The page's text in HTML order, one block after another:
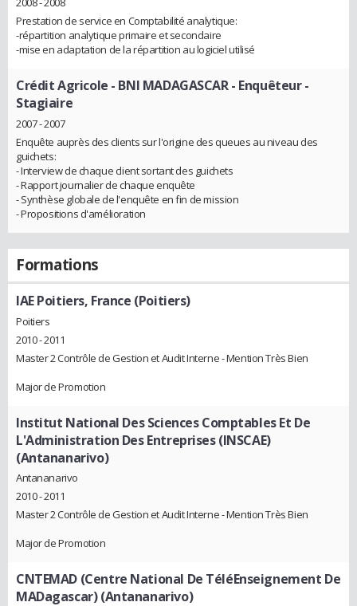
Prestation de service en Comptabilité analytique:
-répartition analytique primaire et secondaire
-mise en adaptation de la répartition au logiciel utilisé
Crédit Agricole - BNI MADAGASCAR- Enquêteur -
Stagiaire
2007 - 2007
Enquête auprès des clients sur l'origine des queues au niveau des
guichets:
- Interview de chaque client sortant des guichets
- Rapport journalier de chaque enquête
- Synthèse globale de l'enquête en fin de mission
- Propositions d'amélioration
Formations
IAE Poitiers, France (Poitiers)
Poitiers
2010 - 2011
Master 2 Contrôle de Gestion et Audit Interne - Mention Très Bien
Major de Promotion
Institut National Des Sciences Comptables Et De
L'Administration Des Entreprises (INSCAE)
(Antananarivo)
Antananarivo
2010 - 2011
Master 2 Contrôle de Gestion et Audit Interne - Mention Très Bien
Major de Promotion
CNTEMAD (Centre National De TéléEnseignement De
MADagascar) (Antananarivo)